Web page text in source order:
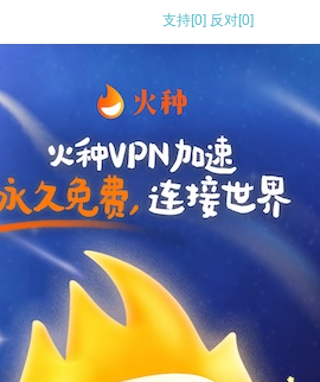
支持[0] 反对[0]
支持 反对
[0]